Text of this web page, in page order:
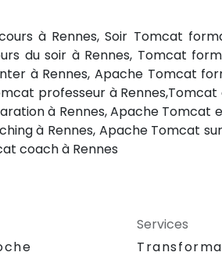
à Rennes, Soir Tomcat
du soir à Rennes, Tomcat
à Rennes, Apache Tomcat
professeur à
à Rennes, Apache
à Rennes, Apache Tomcat
coach à Rennes
Services